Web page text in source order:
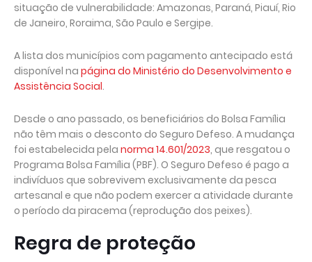
situação de vulnerabilidade: Amazonas, Paraná, Piauí, Rio
de Janeiro, Roraima, São Paulo e Sergipe.
A lista dos municípios com pagamento antecipado está
disponível na página do Ministério do Desenvolvimento e
Assistência Social.
Desde o ano passado, os beneficiários do Bolsa Família
não têm mais o desconto do Seguro Defeso. A mudança
foi estabelecida pela norma 14.601/2023, que resgatou o
Programa Bolsa Família (PBF). O Seguro Defeso é pago a
indivíduos que sobrevivem exclusivamente da pesca
artesanal e que não podem exercer a atividade durante
o período da piracema (reprodução dos peixes).
Regra de proteção